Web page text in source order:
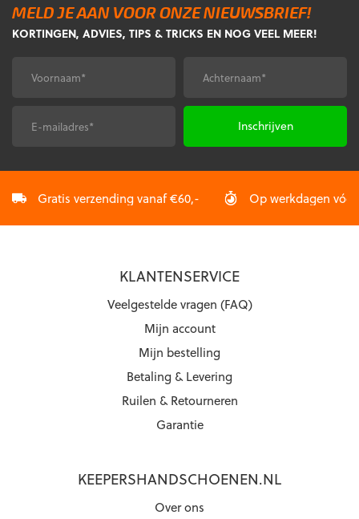
Deze
optie
gekozen
worden
de
Deze
optie
gekozen
worden
op
MELD JE AAN VOOR ONZE NIEUWSBRIEF!
KORTINGEN, ADVIES, TIPS & TRICKS EN NOG VEEL MEER!
Voornaam* Achternaam*
Gratis verzending vanaf €60,- Op werkdagen
KLANTENSERVICE
Veelgestelde vragen (FAQ)
Mijn account
Mijn bestelling
Betaling & Levering
Ruilen & Retourneren
Garantie
KEEPERSHANDSCHOENEN.NL
Over ons